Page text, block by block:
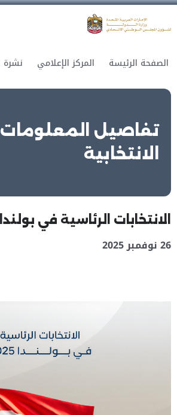
الصفحة الرئيسة المركز الإعلامي
تفاصيل المعلومات
الانتخابية
الانتخابات الرئاسية في بولندا 2025
26 نوفمبر 2025